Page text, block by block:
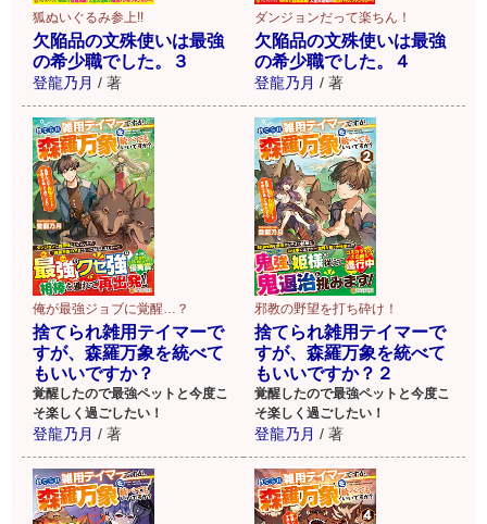
狐ぬいぐるみ参上!!
欠陥品の文殊使いは最強
の希少職でした。３
登龍乃月 / 著
ダンジョンだって楽ちん！
欠陥品の文殊使いは最強
の希少職でした。４
登龍乃月 / 著
俺が最強ジョブに覚醒…？
捨てられ雑用テイマーで
すが、森羅万象を統べて
もいいですか？
覚醒したので最強ペットと今度こ
そ楽しく過ごしたい！
登龍乃月 / 著
邪教の野望を打ち砕け！
捨てられ雑用テイマーで
すが、森羅万象を統べて
もいいですか？２
覚醒したので最強ペットと今度こ
そ楽しく過ごしたい！
登龍乃月 / 著